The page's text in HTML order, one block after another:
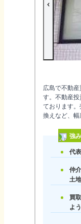
広島で不動
す。不動産
ております
換えなど、幅
強み
代
仲
土
買
よ